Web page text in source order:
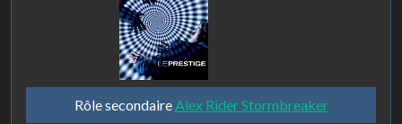
Rôle secondaireAlex Rider Stormbreaker